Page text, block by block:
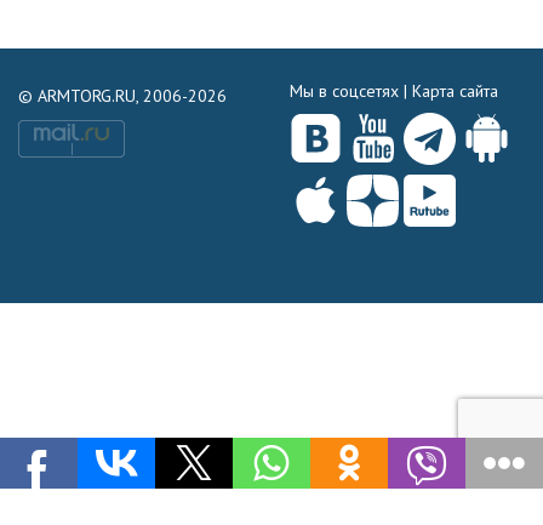
© ARMTORG.RU, 2006-2026 Мы в соцсетях | Карта сайта